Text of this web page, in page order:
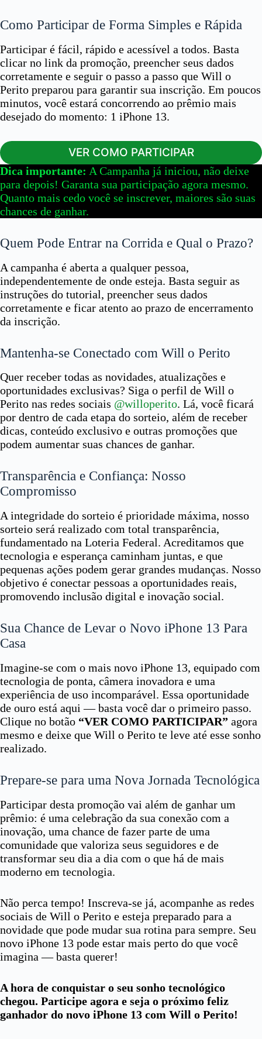
Como Participar de Forma Simples e Rápida
Participar é fácil, rápido e acessível a todos. Basta
clicar no link da promoção, preencher seus dados
corretamente e seguir o passo a passo que Will o
Perito preparou para garantir sua inscrição. Em poucos
minutos, você estará concorrendo ao prêmio mais
desejado do momento: 1 iPhone 13.
VER COMO PARTICIPAR
Dica importante: A Campanha já iniciou, não deixe
para depois! Garanta sua participação agora mesmo.
Quanto mais cedo você se inscrever, maiores são suas
chances de ganhar.
Quem Pode Entrar na Corrida e Qual o Prazo?
A campanha é aberta a qualquer pessoa,
independentemente de onde esteja. Basta seguir as
instruções do tutorial, preencher seus dados
corretamente e ficar atento ao prazo de encerramento
da inscrição.
Mantenha-se Conectado com Will o Perito
Quer receber todas as novidades, atualizações e
oportunidades exclusivas? Siga o perfil de Will o
Perito nas redes sociais @willoperito. Lá, você ficará
por dentro de cada etapa do sorteio, além de receber
dicas, conteúdo exclusivo e outras promoções que
podem aumentar suas chances de ganhar.
Transparência e Confiança: Nosso
Compromisso
A integridade do sorteio é prioridade máxima, nosso
sorteio será realizado com total transparência,
fundamentado na Loteria Federal. Acreditamos que
tecnologia e esperança caminham juntas, e que
pequenas ações podem gerar grandes mudanças. Nosso
objetivo é conectar pessoas a oportunidades reais,
promovendo inclusão digital e inovação social.
Sua Chance de Levar o Novo iPhone 13 Para
Casa
Imagine-se com o mais novo iPhone 13, equipado com
tecnologia de ponta, câmera inovadora e uma
experiência de uso incomparável. Essa oportunidade
de ouro está aqui — basta você dar o primeiro passo.
Clique no botão “VER COMO PARTICIPAR” agora
mesmo e deixe que Will o Perito te leve até esse sonho
realizado.
Prepare-se para uma Nova Jornada Tecnológica
Participar desta promoção vai além de ganhar um
prêmio: é uma celebração da sua conexão com a
inovação, uma chance de fazer parte de uma
comunidade que valoriza seus seguidores e de
transformar seu dia a dia com o que há de mais
moderno em tecnologia.
Não perca tempo! Inscreva-se já, acompanhe as redes
sociais de Will o Perito e esteja preparado para a
novidade que pode mudar sua rotina para sempre. Seu
novo iPhone 13 pode estar mais perto do que você
imagina — basta querer!
A hora de conquistar o seu sonho tecnológico
chegou. Participe agora e seja o próximo feliz
ganhador do novo iPhone 13 com Will o Perito!